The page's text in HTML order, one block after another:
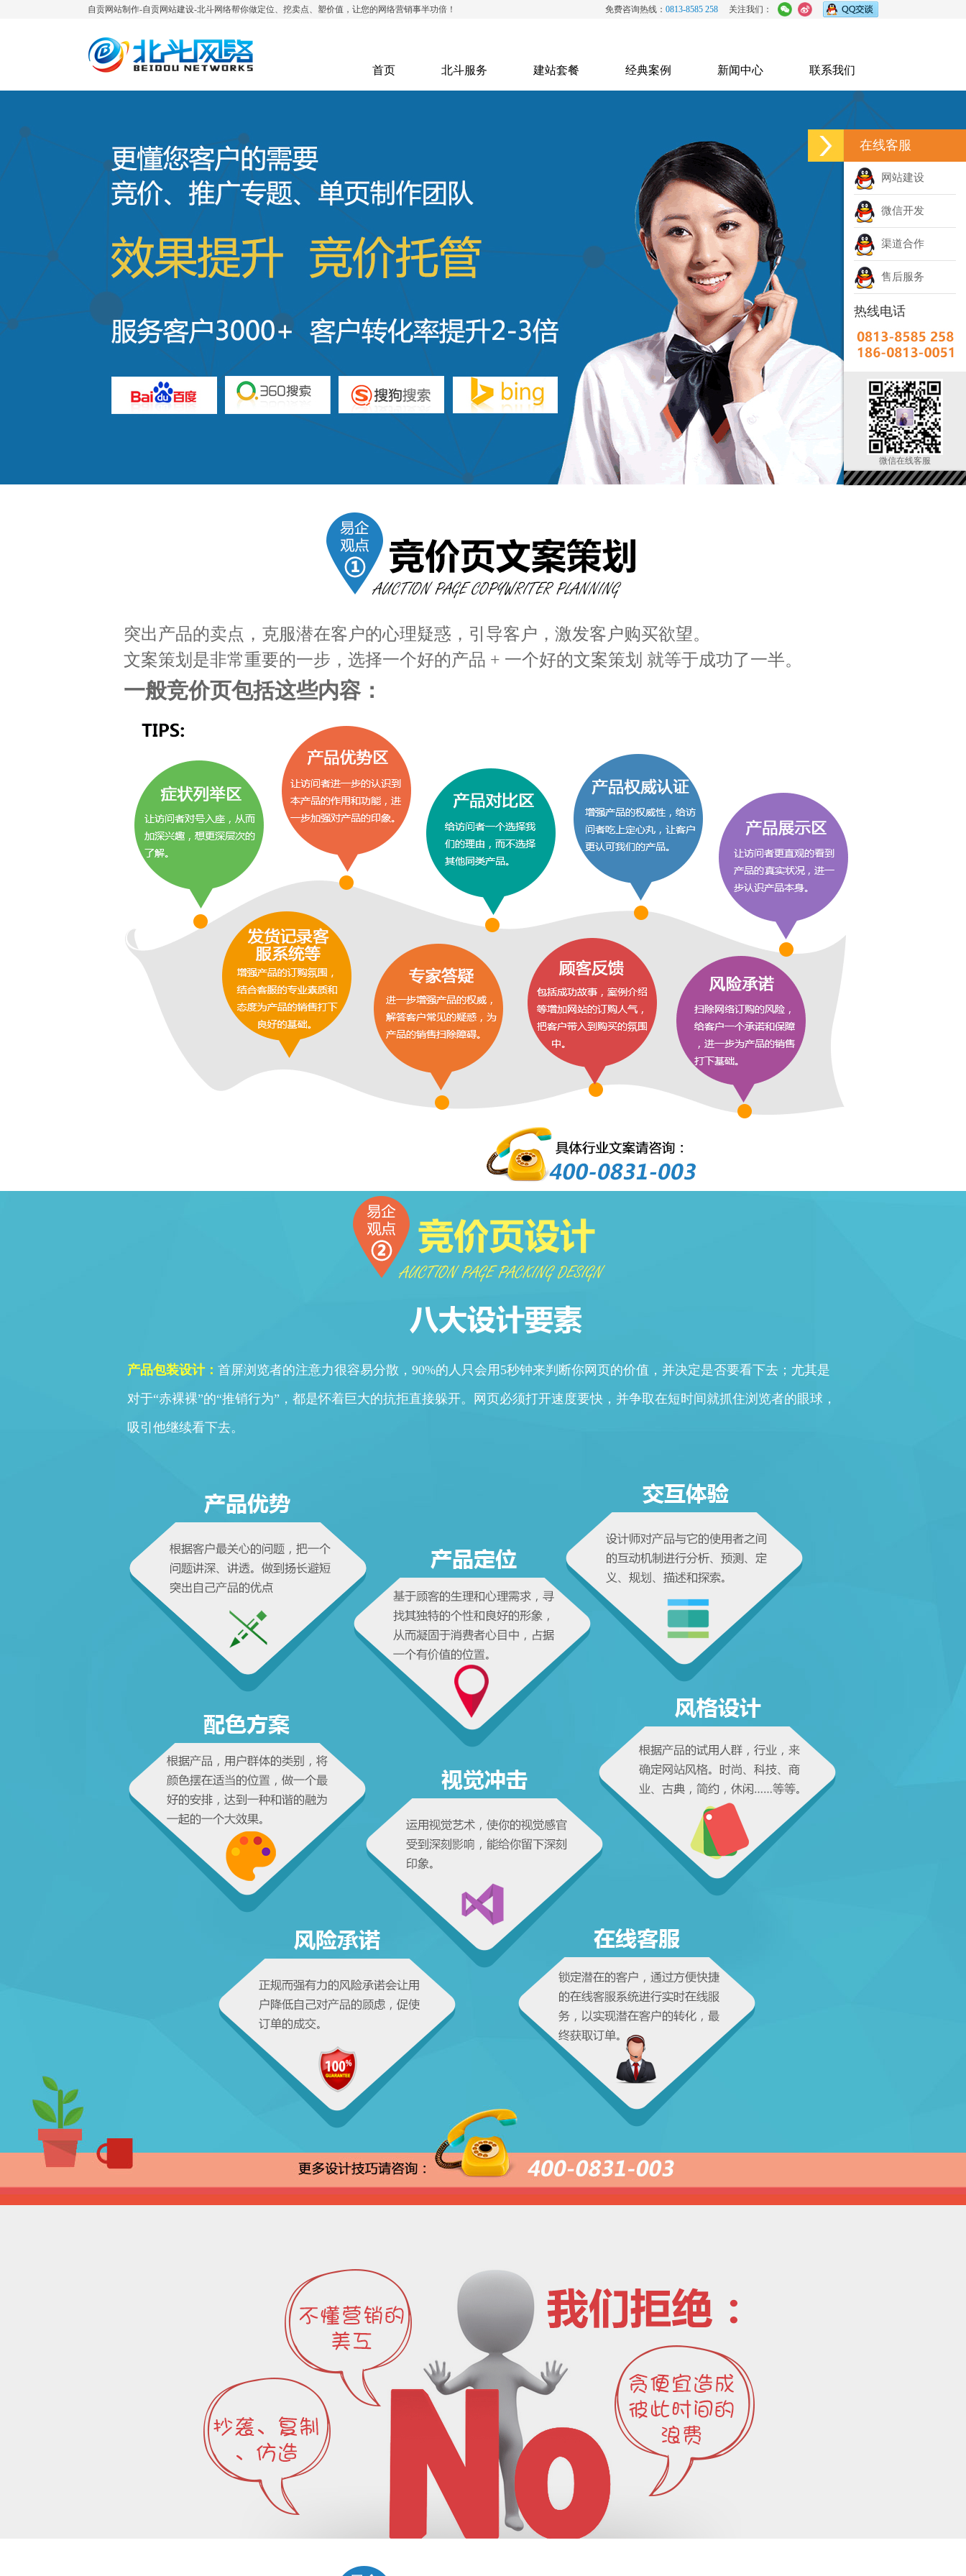
自贡网站制作-自贡网站建设-北斗网络帮你做定位、挖卖点、塑价值，让您的网络营销事半功倍！ 免费咨询热线： 0813-8585 258 关注我们：
首页 北斗服务 建站套餐 经典案例 新闻中心 联系我们
在线客服
网站建设
微信开发
渠道合作
售后服务
热线电话
微信在线客服
突出产品的卖点，克服潜在客户的心理疑惑，引导客户，激发客户购买欲望。
文案策划是非常重要的一步，选择一个好的产品 + 一个好的文案策划 就等于成功了一半。
一般竞价页包括这些内容：
产品包装设计： 首屏浏览者的注意力很容易分散，90%的人只会用5秒钟来判断你网页的价值，并决定是否要看下去；尤其是
对于“赤裸裸”的“推销行为”，都是怀着巨大的抗拒直接躲开。网页必须打开速度要快，并争取在短时间就抓住浏览者的眼球，
吸引他继续看下去。